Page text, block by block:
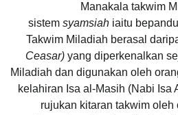
Manakala takwim
sistem syamsiah iaitu
Takwim Miladiah berasal
Ceasar) yang diperkenalkan
Miladiah dan digunakan oleh
kelahiran Isa al-Masih (Nabi Isa
rujukan kitaran takwim